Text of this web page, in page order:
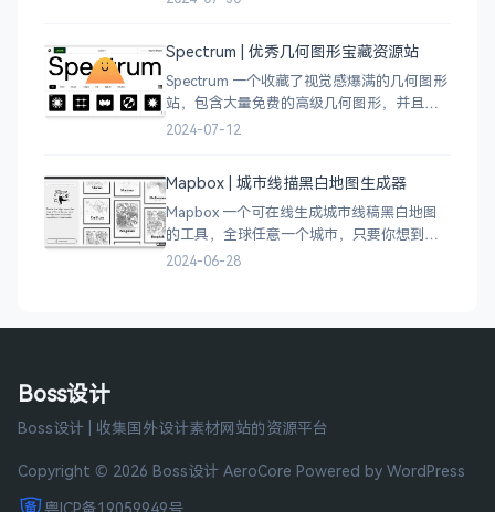
Spectrum | 优秀几何图形宝藏资源站
Spectrum 一个收藏了视觉感爆满的几何图形
站，包含大量免费的高级几何图形，并且每
周都会更新 100 个几何图案，不断的完善能
2024-07-12
Mapbox | 城市线描黑白地图生成器
Mapbox 一个可在线生成城市线稿黑白地图
的工具，全球任意一个城市，只要你想到的
城市，直接搜索城市名称，自动生成该城市
2024-06-28
Boss设计
Boss设计 | 收集国外设计素材网站的资源平台
Copyright © 2026 Boss设计 AeroCore Powered by WordPress
粤ICP备19059949号